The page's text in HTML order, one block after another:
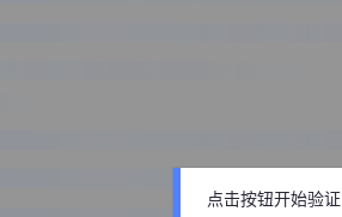
点击按钮开始验证